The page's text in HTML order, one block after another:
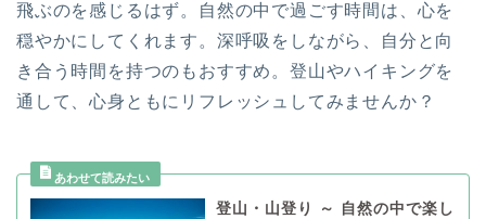
飛ぶのを感じるはず。自然の中で過ごす時間は、心を
穏やかにしてくれます。深呼吸をしながら、自分と向
き合う時間を持つのもおすすめ。登山やハイキングを
通して、心身ともにリフレッシュしてみませんか？
登山・山登り ～ 自然の中で楽し